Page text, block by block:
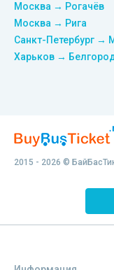
Москва → Рогачёв
Москва → Рига
Санкт-Петербург →
Харьков →
2015 - 2026 ©